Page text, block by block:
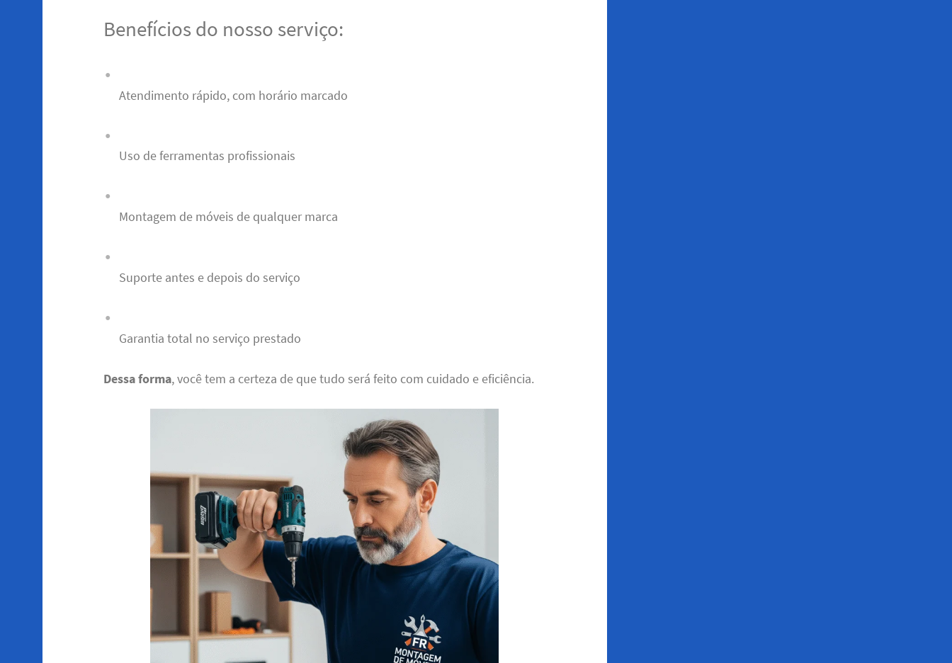
Benefícios do nosso serviço:
Atendimento rápido, com horário marcado
Uso de ferramentas profissionais
Montagem de móveis de qualquer marca
Suporte antes e depois do serviço
Garantia total no serviço prestado
Dessa forma, você tem a certeza de que tudo será feito com cuidado e eficiência.